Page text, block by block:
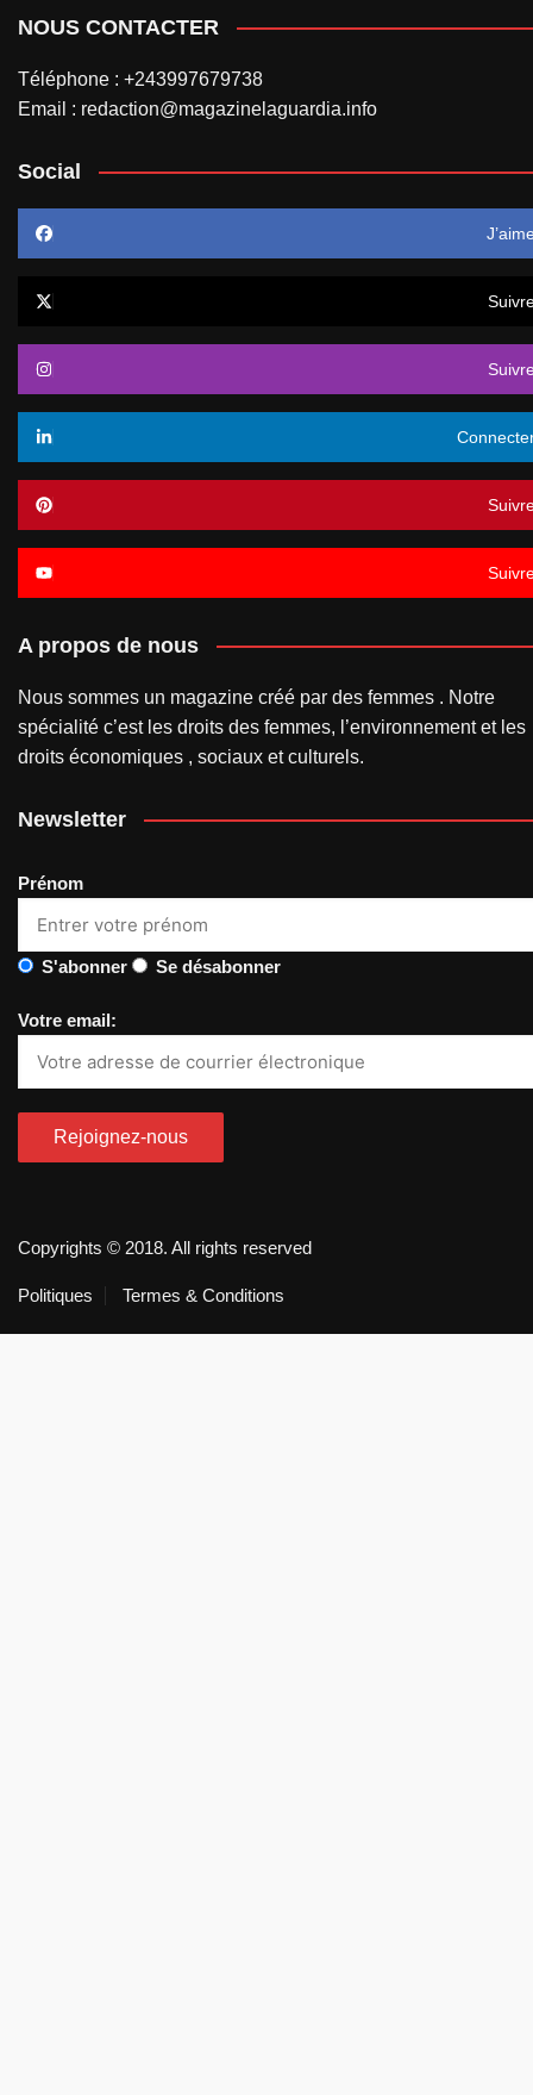
NOUS CONTACTER
Téléphone : +243997679738
Email : redaction@magazinelaguardia.info
Social
A propos de nous
Nous sommes un magazine créé par des femmes . Notre
spécialité c’est les droits des femmes, l’environnement et les
droits économiques , sociaux et culturels.
Newsletter
Prénom
S'abonner Se désabonner
Votre email:
Copyrights © 2018. All rights reserved
Politiques Termes & Conditions